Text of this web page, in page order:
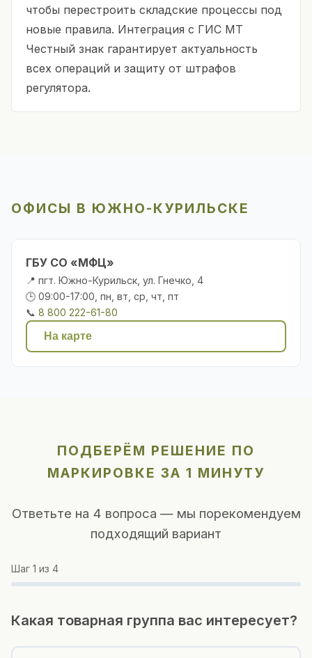
чтобы перестроить складские процессы под
новые правила. Интеграция с ГИС МТ
Честный знак гарантирует актуальность
всех операций и защиту от штрафов
регулятора.
ОФИСЫ В ЮЖНО-КУРИЛЬСКЕ
ГБУ СО «МФЦ»
📍 пгт. Южно-Курильск, ул. Гнечко, 4
🕒 09:00-17:00, пн, вт, ср, чт, пт
📞 8 800 222-61-80
На карте
ПОДБЕРЁМ РЕШЕНИЕ ПО
МАРКИРОВКЕ ЗА 1 МИНУТУ
Ответьте на 4 вопроса — мы порекомендуем
подходящий вариант
Шаг 1 из 4
Какая товарная группа вас интересует?